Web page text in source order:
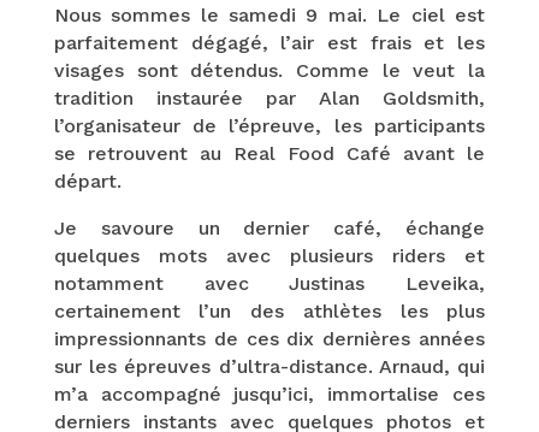
Nous sommes le samedi 9 mai. Le ciel est
parfaitement dégagé, l’air est frais et les
visages sont détendus. Comme le veut la
tradition instaurée par Alan Goldsmith,
l’organisateur de l’épreuve, les participants
se retrouvent au Real Food Café avant le
départ.
Je savoure un dernier café, échange
quelques mots avec plusieurs riders et
notamment avec Justinas Leveika,
certainement l’un des athlètes les plus
impressionnants de ces dix dernières années
sur les épreuves d’ultra-distance. Arnaud, qui
m’a accompagné jusqu’ici, immortalise ces
derniers instants avec quelques photos et